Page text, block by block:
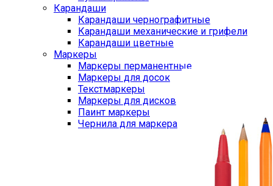
Карандаши
Карандаши чернографитные
Карандаши механические и грифели
Карандаши цветные
Маркеры
Маркеры перманентные
Маркеры для досок
Текстмаркеры
Маркеры для дисков
Паинт маркеры
Чернила для маркера